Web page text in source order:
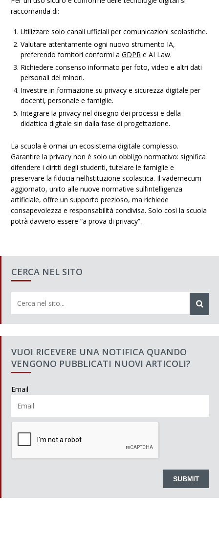
raccomanda di:
Utilizzare solo canali ufficiali per comunicazioni scolastiche.
Valutare attentamente ogni nuovo strumento IA,
preferendo fornitori conformi aGDPR e AI Law.
Richiedere consenso informato per foto, video e altri dati
personali dei minori.
Investire in formazione su privacy e sicurezza digitale per
docenti, personale e famiglie.
Integrare la privacy nel disegno dei processi e della
didattica digitale sin dalla fase di progettazione.
La scuola è ormai un ecosistema digitale complesso.
Garantire la privacy non è solo un obbligo normativo: significa
difendere i diritti degli studenti, tutelare le famiglie e
preservare la fiducia nell’istituzione scolastica. Il vademecum
aggiornato, unito alle nuove normative sull’intelligenza
artificiale, offre un supporto prezioso, ma richiede
consapevolezza e responsabilità condivisa. Solo così la scuola
potrà davvero essere “a prova di privacy”.
CERCA NEL SITO
VUOI RICEVERE UNA NOTIFICA QUANDO
VENGONO PUBBLICATI NUOVI ARTICOLI?
Email